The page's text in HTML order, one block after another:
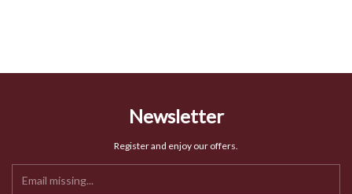
Newsletter
Register and enjoy our offers.